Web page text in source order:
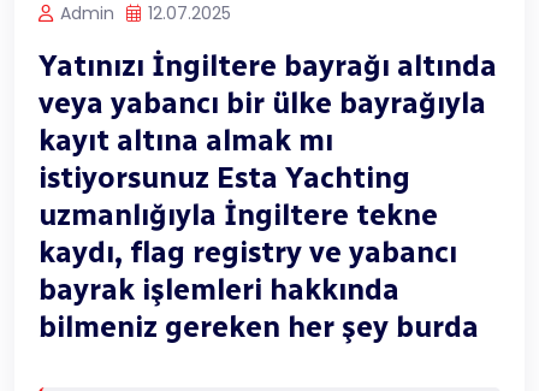
Admin 12.07.2025
Yatınızı İngiltere bayrağı altında
veya yabancı bir ülke bayrağıyla
kayıt altına almak mı
istiyorsunuz Esta Yachting
uzmanlığıyla İngiltere tekne
kaydı, flag registry ve yabancı
bayrak işlemleri hakkında
bilmeniz gereken her şey burda